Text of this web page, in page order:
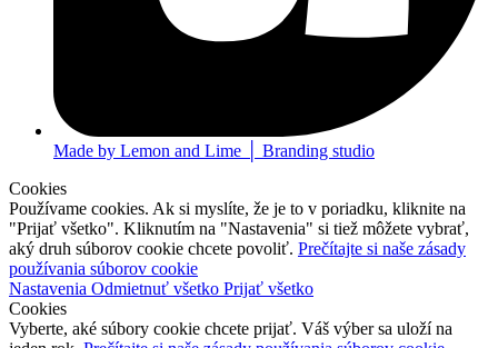
Made by Lemon and Lime │ Branding studio
Cookies
Používame cookies. Ak si myslíte, že je to v poriadku, kliknite na
"Prijať všetko". Kliknutím na "Nastavenia" si tiež môžete vybrať,
aký druh súborov cookie chcete povoliť. Prečítajte si naše zásady
používania súborov cookie
Nastavenia Odmietnuť všetko Prijať všetko
Cookies
Vyberte, aké súbory cookie chcete prijať. Váš výber sa uloží na